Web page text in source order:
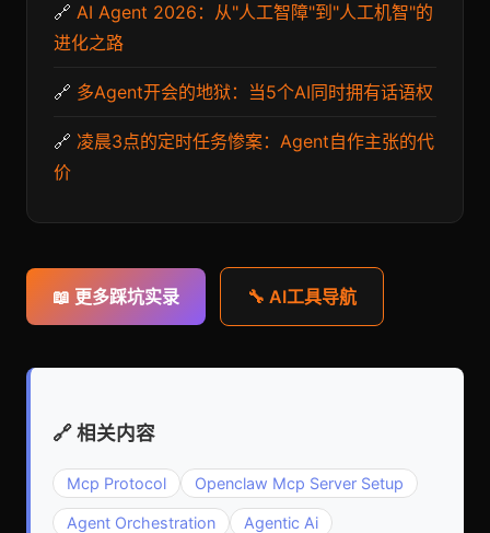
🔗 AI Agent 2026：从"人工智障"到"人工机智"的
进化之路
🔗 多Agent开会的地狱：当5个AI同时拥有话语权
🔗 凌晨3点的定时任务惨案：Agent自作主张的代
价
📖 更多踩坑实录 🔧 AI工具导航
🔗 相关内容
Mcp Protocol Openclaw Mcp Server Setup
Agent Orchestration Agentic Ai